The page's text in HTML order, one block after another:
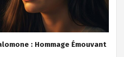
: Hommage Émouvant